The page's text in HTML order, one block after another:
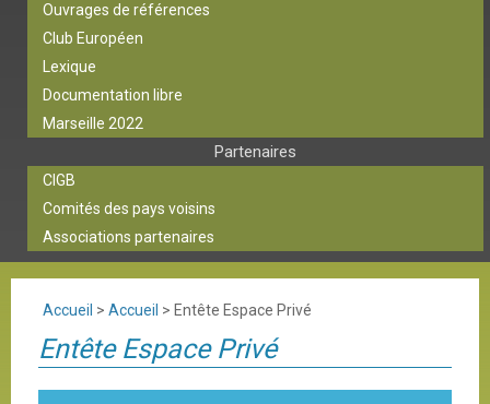
Ouvrages de références
Club Européen
Lexique
Documentation libre
Marseille 2022
Partenaires
CIGB
Comités des pays voisins
Associations partenaires
Accueil > Accueil > Entête Espace Privé
Entête Espace Privé